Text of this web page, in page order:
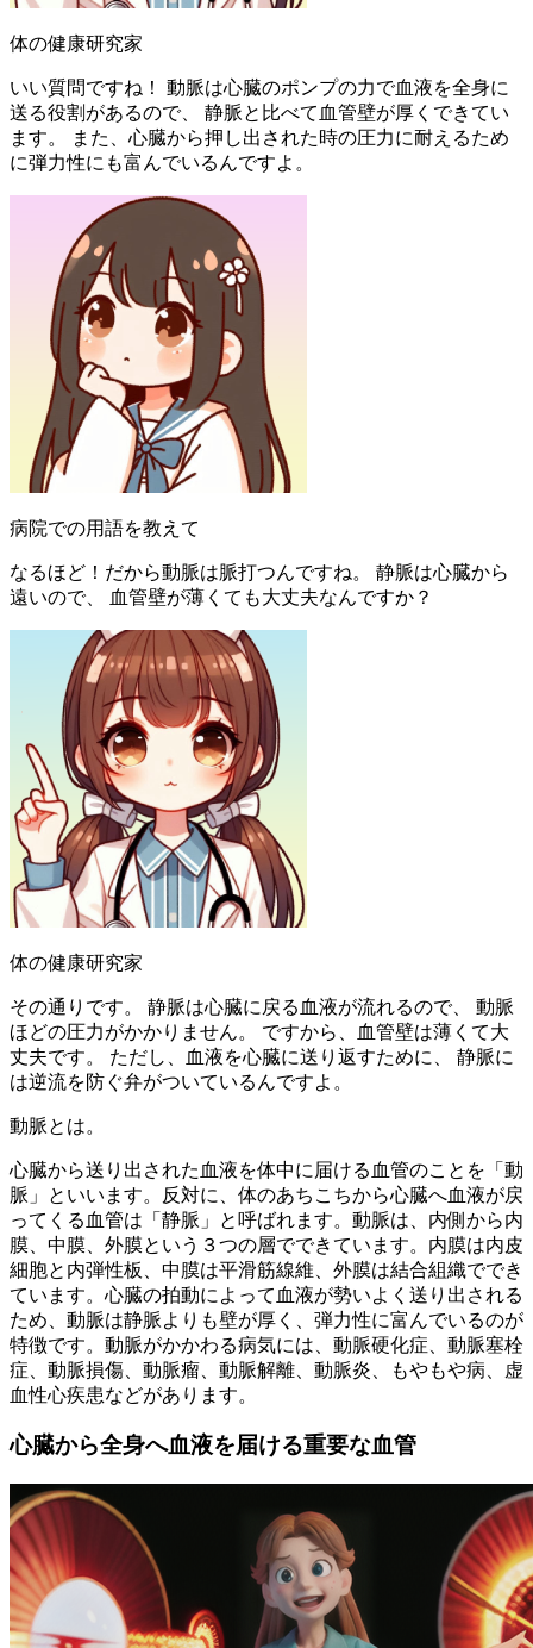
体の健康研究家
いい質問ですね！ 動脈は心臓のポンプの力で血液を全身に
送る役割があるので、 静脈と比べて血管壁が厚くできてい
ます。 また、心臓から押し出された時の圧力に耐えるため
に弾力性にも富んでいるんですよ。
病院での用語を教えて
なるほど！だから動脈は脈打つんですね。 静脈は心臓から
遠いので、 血管壁が薄くても大丈夫なんですか？
体の健康研究家
その通りです。 静脈は心臓に戻る血液が流れるので、 動脈
ほどの圧力がかかりません。 ですから、血管壁は薄くて大
丈夫です。 ただし、血液を心臓に送り返すために、 静脈に
は逆流を防ぐ弁がついているんですよ。
動脈とは。
心臓から送り出された血液を体中に届ける血管のことを「動
脈」といいます。反対に、体のあちこちから心臓へ血液が戻
ってくる血管は「静脈」と呼ばれます。動脈は、内側から内
膜、中膜、外膜という３つの層でできています。内膜は内皮
細胞と内弾性板、中膜は平滑筋線維、外膜は結合組織ででき
ています。心臓の拍動によって血液が勢いよく送り出される
ため、動脈は静脈よりも壁が厚く、弾力性に富んでいるのが
特徴です。動脈がかかわる病気には、動脈硬化症、動脈塞栓
症、動脈損傷、動脈瘤、動脈解離、動脈炎、もやもや病、虚
血性心疾患などがあります。
心臓から全身へ血液を届ける重要な血管